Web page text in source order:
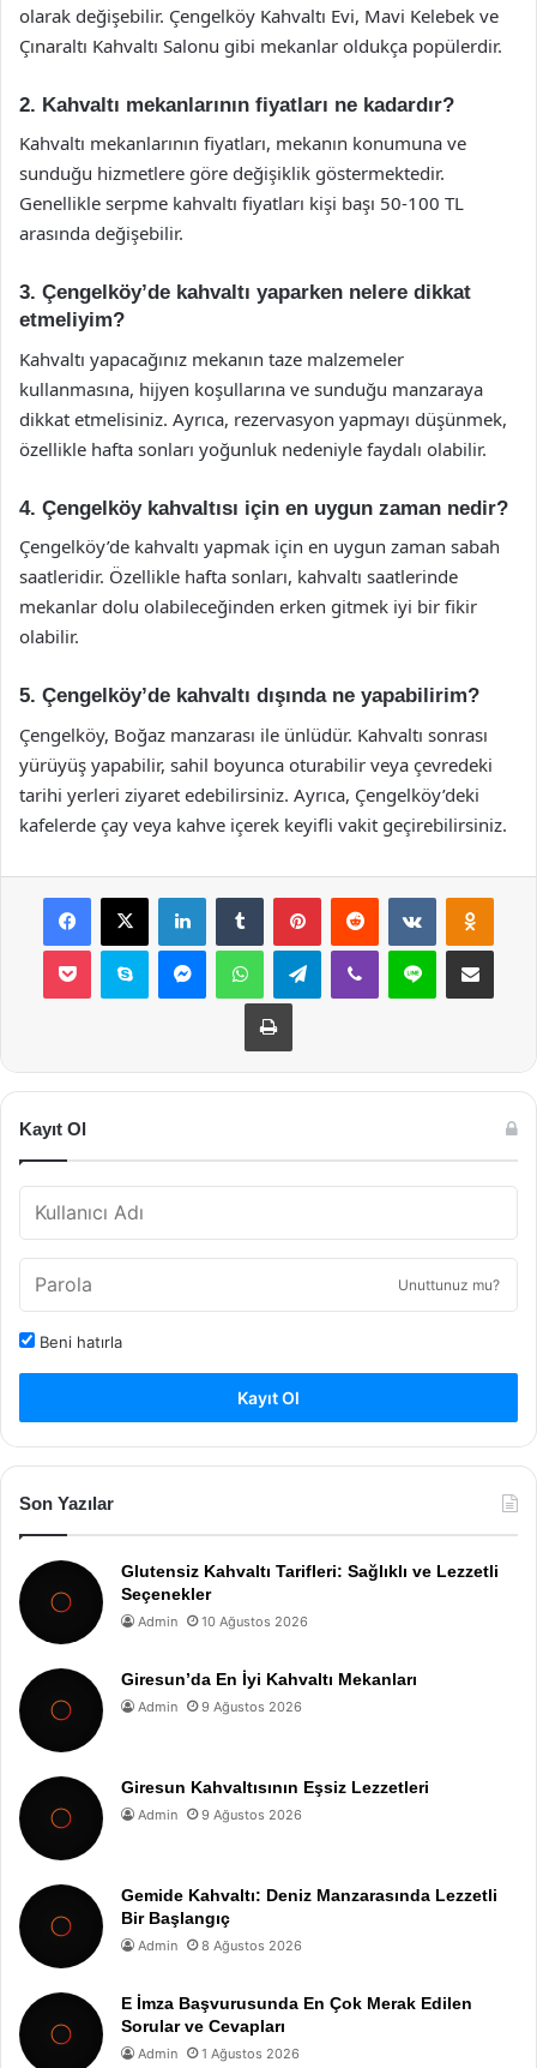
olarak değişebilir. Çengelköy Kahvaltı Evi, Mavi Kelebek ve
Çınaraltı Kahvaltı Salonu gibi mekanlar oldukça popülerdir.
2. Kahvaltı mekanlarının fiyatları ne kadardır?
Kahvaltı mekanlarının fiyatları, mekanın konumuna ve
sunduğu hizmetlere göre değişiklik göstermektedir.
Genellikle serpme kahvaltı fiyatları kişi başı 50-100 TL
arasında değişebilir.
3. Çengelköy’de kahvaltı yaparken nelere dikkat
etmeliyim?
Kahvaltı yapacağınız mekanın taze malzemeler
kullanmasına, hijyen koşullarına ve sunduğu manzaraya
dikkat etmelisiniz. Ayrıca, rezervasyon yapmayı düşünmek,
özellikle hafta sonları yoğunluk nedeniyle faydalı olabilir.
4. Çengelköy kahvaltısı için en uygun zaman nedir?
Çengelköy’de kahvaltı yapmak için en uygun zaman sabah
saatleridir. Özellikle hafta sonları, kahvaltı saatlerinde
mekanlar dolu olabileceğinden erken gitmek iyi bir fikir
olabilir.
5. Çengelköy’de kahvaltı dışında ne yapabilirim?
Çengelköy, Boğaz manzarası ile ünlüdür. Kahvaltı sonrası
yürüyüş yapabilir, sahil boyunca oturabilir veya çevredeki
tarihi yerleri ziyaret edebilirsiniz. Ayrıca, Çengelköy’deki
kafelerde çay veya kahve içerek keyifli vakit geçirebilirsiniz.
Facebook
X LinkedInTumblr PinterestReddit VKontakte
Pocket Skype MessengerWhatsAppTelegramViber Line E-Posta ile
Yazdır
Kayıt Ol
Unuttunuz mu?
Beni hatırla
Kayıt Ol
Son Yazılar
Glutensiz Kahvaltı Tarifleri: Sağlıklı ve Lezzetli
Seçenekler
Admin 10 Ağustos 2026
Giresun’da En İyi Kahvaltı Mekanları
Admin 9 Ağustos 2026
Giresun Kahvaltısının Eşsiz Lezzetleri
Admin 9 Ağustos 2026
Gemide Kahvaltı: Deniz Manzarasında Lezzetli
Bir Başlangıç
Admin 8 Ağustos 2026
E İmza Başvurusunda En Çok Merak Edilen
Sorular ve Cevapları
Admin 1 Ağustos 2026